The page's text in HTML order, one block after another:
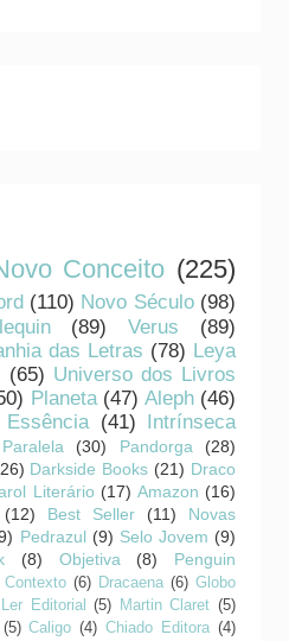
Conceito (225)
(110) Novo Século (98)
(89) Verus
(89)
das Letras (78) Leya
(65) Universo dos Livros
Planeta (47) Aleph (46)
Essência (41)
Intrínseca
Paralela (30) Pandorga
(28)
Darkside Books (21) Draco
Literário (17) Amazon (16)
(12) Best Seller (11)
Novas
Pedrazul (9) Selo Jovem (9)
(8) Objetiva (8)
Penguin
Contexto (6) Dracaena (6) Globo
Ler Editorial (5) Martin Claret (5)
(5) Caligo (4) Chiado Editora (4)